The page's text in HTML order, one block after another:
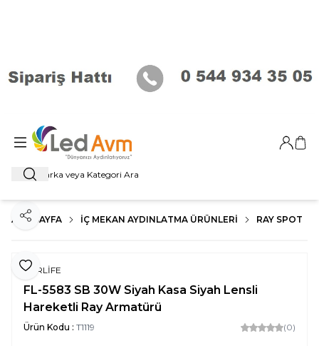
Ara
Giriş
ANA SAYFA İÇ MEKAN AYDINLATMA ÜRÜNLERI RAY SPOT
Favoriye Ekle
Paylaş
FORLİFE
FL-5583 SB 30W Siyah Kasa Siyah Lensli
Hareketli Ray Armatürü
Ürün Kodu : T1119 (0)